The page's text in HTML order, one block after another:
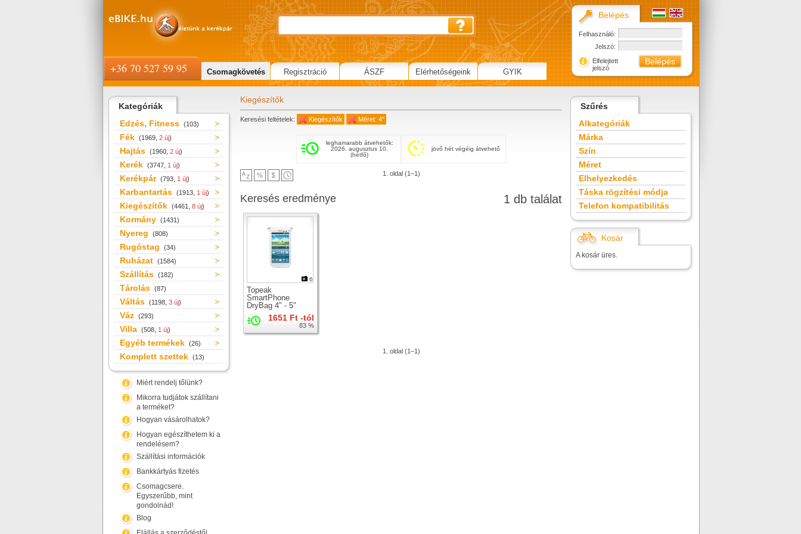
Kategóriák
Edzés, Fitness (103)
Fék (1969, 2 új)
Hajtás (1960, 2 új)
Kerék (3747, 1 új)
Kerékpár (793, 1 új)
Karbantartás (1913, 1 új)
Kiegészítők (4461, 8 új)
Kormány (1431)
Nyereg (808)
Rugóstag (34)
Ruházat (1584)
Szállítás (182)
Tárolás (87)
Váltás (1198, 3 új)
Váz (293)
Villa (508, 1 új)
Egyéb termékek (26)
Komplett szettek (13)
Miért rendelj tőlünk?
Mikorra tudjátok szállítani
a terméket?
Hogyan vásárolhatok?
Hogyan egészíthetem ki a
rendelésem?
Szállítási információk
Bankkártyás fizetés
Csomagcsere.
Egyszerűbb, mint
gondolnád!
Blog
Kiegészítők
Keresési feltételek: Kiegészítők Méret: 4"
leghamarabb átvehetők:
2026. augusztus 10.
(hétfő)
jövő hét végéig átvehető
1. oldal (1–1)
1 db találat
Keresés eredménye
6
Topeak
SmartPhone
DryBag 4" - 5"
telefontartó
kormányra1651 Ft -tól
83 %
1. oldal (1–1)
Szűrés
Alkategóriák
Márka
Szín
Méret
Elhelyezkedés
Táska rögzítési módja
Telefon kompatibilitás
Kosár
A kosár üres.
Belépés
Felhasználó:
Jelszó:
Elfelejtett
jelszó
+36 70 527 59 95 Csomagkövetés Regisztráció ÁSZF Elérhetőségeink GYIK